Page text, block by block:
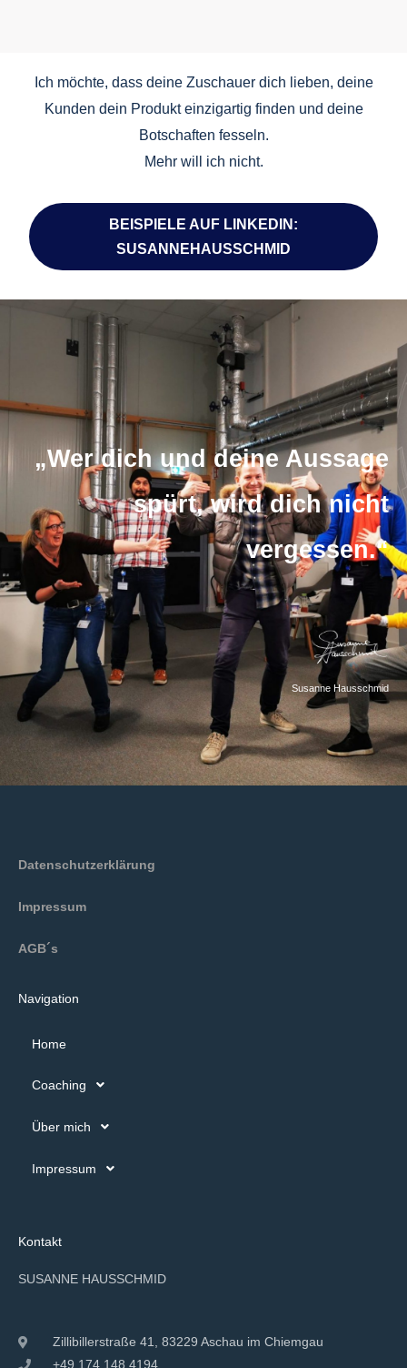
Ich möchte, dass deine Zuschauer dich lieben, deine
Kunden dein Produkt einzigartig finden und deine
Botschaften fesseln.
Mehr will ich nicht.
BEISPIELE AUF LINKEDIN:
SUSANNEHAUSSCHMID
„Wer dich und deine Aussage
spürt, wird dich nicht
vergessen.“
Susanne Hausschmid
Datenschutzerklärung
Impressum
AGB´s
Navigation
Home
Coaching
Über mich
Impressum
Kontakt
SUSANNE HAUSSCHMID
Zillibillerstraße 41, 83229 Aschau im Chiemgau
+49 174 148 4194